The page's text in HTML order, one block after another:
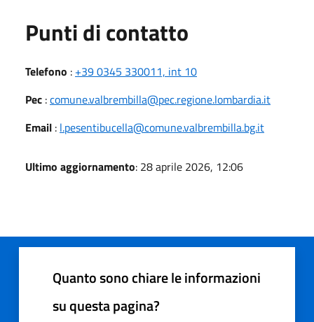
Punti di contatto
Telefono : +39 0345 330011, int 10
Pec :comune.valbrembilla@pec.regione.lombardia.it
Email : l.pesentibucella@comune.valbrembilla.bg.it
Ultimo aggiornamento: 28 aprile 2026, 12:06
Quanto sono chiare le informazioni
su questa pagina?